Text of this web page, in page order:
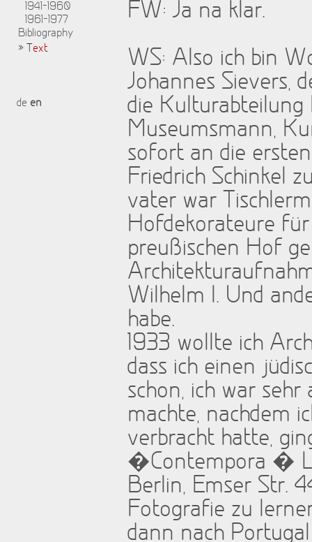
1941-1960
1961-1977
Bibliography
»
Text
de en
FW: Ja na klar.
WS: Also ich bin
Johannes Sievers,
die Kulturabteilung
Museumsmann,
sofort an die
Friedrich Schinkel
vater war
Hofdekorateure
preußischen Hof
Wilhelm I. Und
habe.
1933 wollte ich
dass ich einen
schon, ich war
machte, nachdem
verbracht hatte,
�Contempora �
Berlin, Emser Str.
Fotografie zu
dann nach